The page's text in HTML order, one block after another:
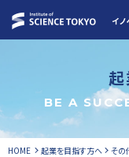
BE A
HOME 起業を目指す方へ その